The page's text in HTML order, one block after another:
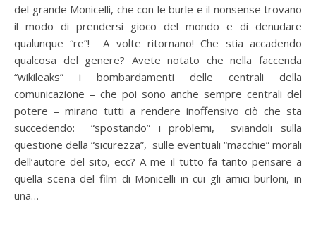
del grande Monicelli, che con le burle e il nonsense trovano
il modo di prendersi gioco del mondo e di denudare
qualunque “re”! A volte ritornano! Che stia accadendo
qualcosa del genere? Avete notato che nella faccenda
“wikileaks” i bombardamenti delle centrali della
comunicazione – che poi sono anche sempre centrali del
potere – mirano tutti a rendere inoffensivo ciò che sta
succedendo: “spostando” i problemi, sviandoli sulla
questione della “sicurezza”, sulle eventuali “macchie” morali
dell’autore del sito, ecc? A me il tutto fa tanto pensare a
quella scena del film di Monicelli in cui gli amici burloni, in
una…